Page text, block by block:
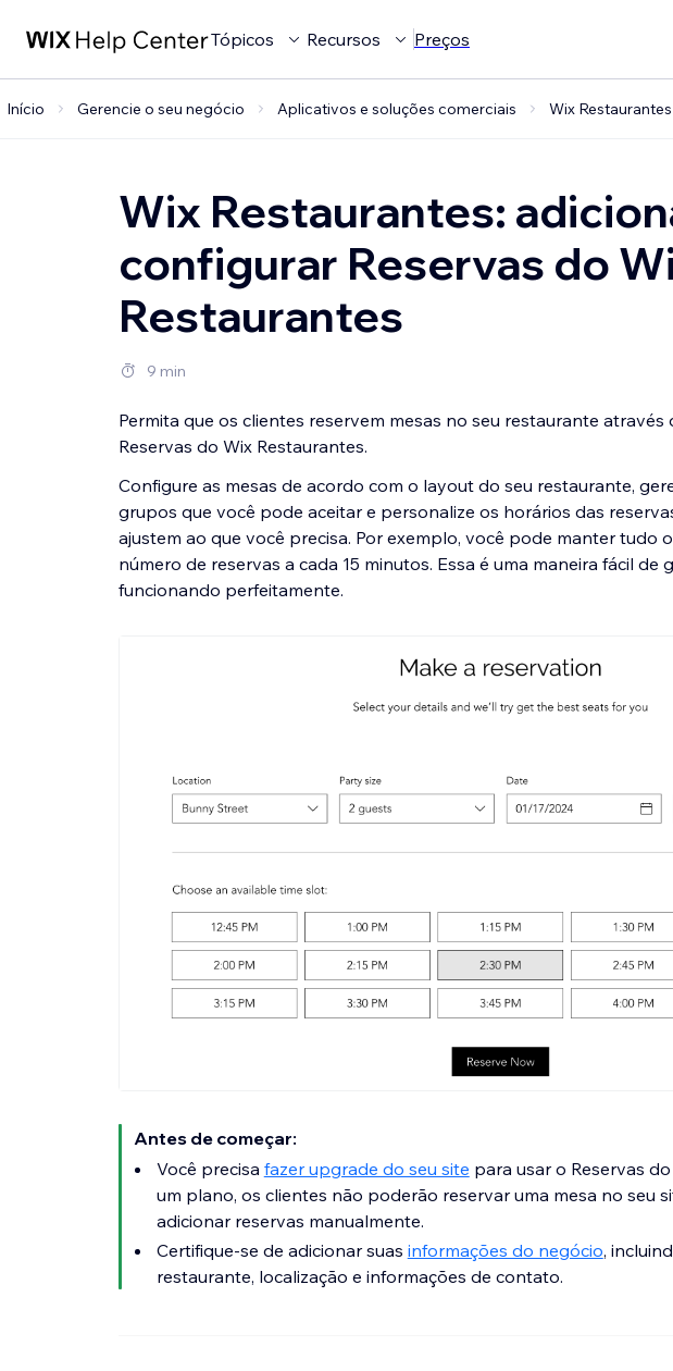
Tópicos Recursos Preços
Início Gerencie o seu negócio Aplicativos e soluções comerciais Wix Restaurantes
Wix Restaurantes:
configurar Reservas do
Restaurantes
9 min
Permita que os clientes reservem mesas no seu restaurante
Reservas do Wix Restaurantes.
Configure as mesas de acordo com o layout do seu restaurante,
grupos que você pode aceitar e personalize os horários das
ajustem ao que você precisa. Por exemplo, você pode manter tudo
número de reservas a cada 15 minutos. Essa é uma maneira fácil de
funcionando perfeitamente.
Antes de começar:
Você precisa fazer upgrade do seu site para usar o Reservas
um plano, os clientes não poderão reservar uma mesa no seu
adicionar reservas manualmente.
Certifique-se de adicionar suas informações do negócio,
restaurante, localização e informações de contato.